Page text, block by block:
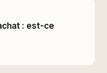
: est-ce